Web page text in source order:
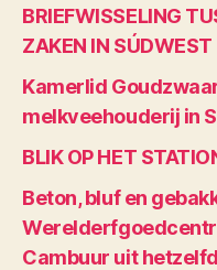
BRIEFWISSELING
ZAKEN IN
Kamerlid
melkveehouderij in
BLIK OP HET
Beton, bluf en
Cambuur uit